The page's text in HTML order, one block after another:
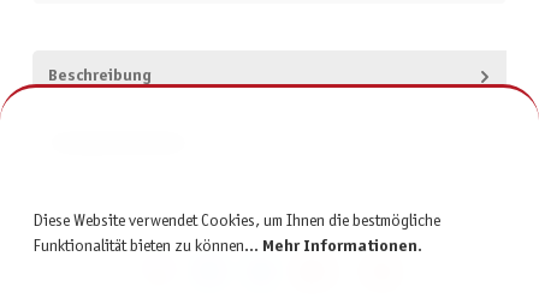
Beschreibung
Diese Website verwendet Cookies, um Ihnen die bestmögliche
Funktionalität bieten zu können... Mehr Informationen.